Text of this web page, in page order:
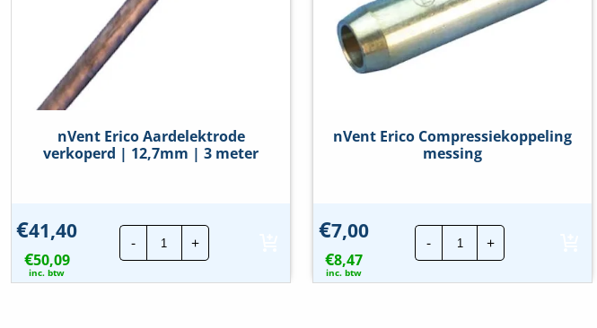
nVent Erico Aardelektrode
verkoperd | 12,7mm | 3 meter
€41,40
€50,09
inc. btw
-
nVent
Erico
Aardelektrode
|
+
nVent Erico Compressiekoppeling
messing
€7,00
€8,47
inc. btw
-
nVent
Erico
Compressiekoppeling
hoeveelheid
+